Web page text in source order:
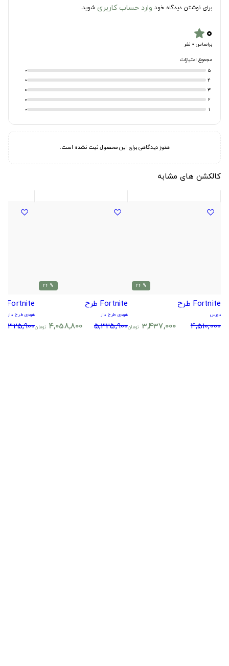
برای نوشتن دیدگاه خود وارد حساب کاربری شوید.
۰star
براساس 0 نفر
مجموع امتیازات
5
0
4
0
3
0
2
0
1
0
هنوز دیدگاهی برای این محصول ثبت نشده است.
کالکشن های مشابه
% 24
Fortnite طرح
دورس
4,510,000
3,437,000 تومان
% 24
Fortnite طرح
هودی طرح دار
5,325,900
4,058,800 تومان
Fortnite طرح
هودی طرح دار
5,325,900